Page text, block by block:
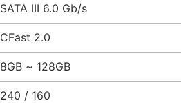
SATA III 6.0 Gb/s
CFast 2.0
8GB ~ 128GB
240 / 160